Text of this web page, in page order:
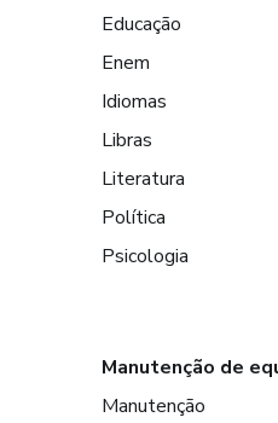
Educação
Enem
Idiomas
Libras
Literatura
Política
Psicologia
Manutenção de
Manutenção